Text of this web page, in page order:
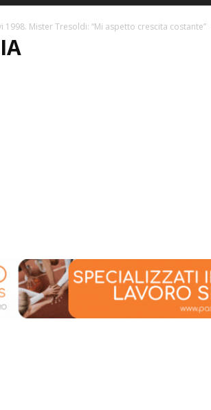
Mister Tresoldi: “Mi aspetto crescita costante”